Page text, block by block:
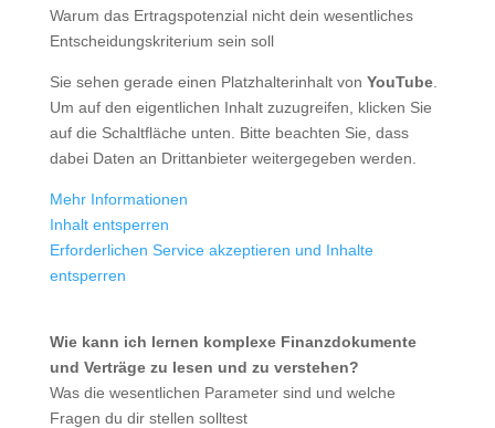
Warum das Ertragspotenzial nicht dein wesentliches
Entscheidungskriterium sein soll
Sie sehen gerade einen Platzhalterinhalt von YouTube.
Um auf den eigentlichen Inhalt zuzugreifen, klicken Sie
auf die Schaltfläche unten. Bitte beachten Sie, dass
dabei Daten an Drittanbieter weitergegeben werden.
Mehr Informationen
Inhalt entsperren
Erforderlichen Service akzeptieren und Inhalte
entsperren
Wie kann ich lernen komplexe Finanzdokumente
und Verträge zu lesen und zu verstehen?
Was die wesentlichen Parameter sind und welche
Fragen du dir stellen solltest